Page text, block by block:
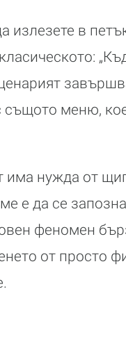
излезете в
същото меню,
има нужда от
е да се
феномен
от просто